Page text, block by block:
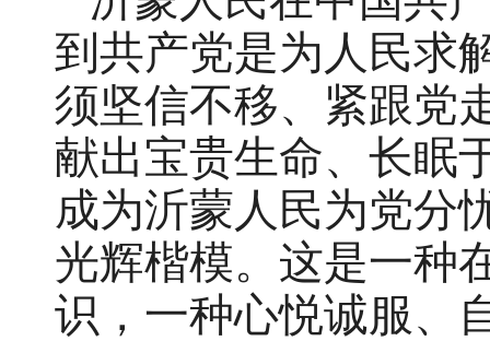
到共产党是为人民求
须坚信不移、紧跟党
献出宝贵生命、长眠
成为沂蒙人民为党分
光辉楷模。这是一种
识，一种心悦诚服、